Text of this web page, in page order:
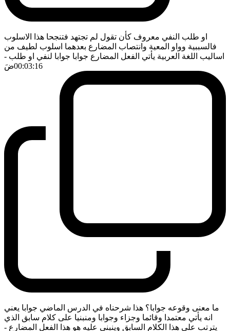
او طلب النفي معروف كأن تقول لم تجتهد فتنجحا هذا الاسلوب
فالسببية وواو المعية وانتصاب المضارع بعدهما اسلوب لطيف من
اساليب اللغة العربية يأتي الفعل المضارع جوابا جوابا لنفي او طلب -
00:03:16ضَ
ما معنى وقوعه جوابا؟ هذا شرحناه في الدرس الماضي جوابا يعني
انه يأتي معتمدا وقائما وجزاء وجوابا ومنبنيا على كلام سابق الذي
يترتب على هذا الكلام السابق وينبني عليه هو هذا الفعل المضارع -